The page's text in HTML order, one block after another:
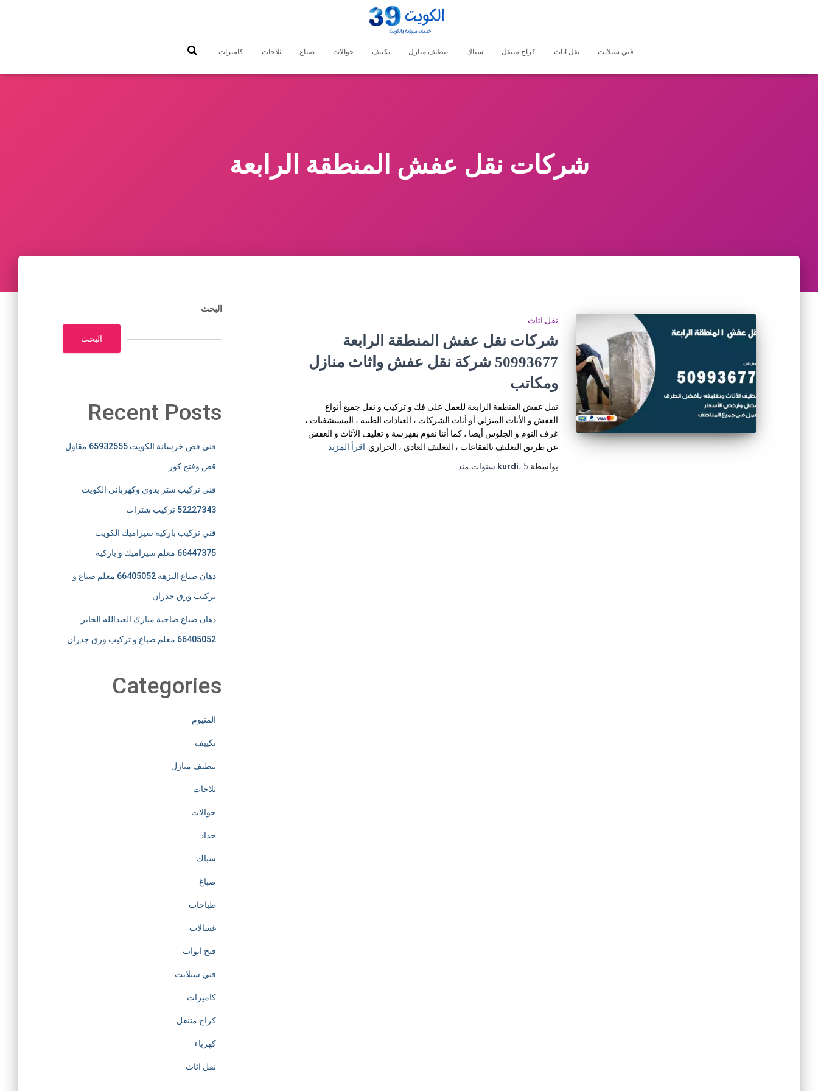
فني ستلايت نقل اثاث كراج متنقل سباك تنظيف منازل تكييف جوالات صباغ ثلاجات كاميرات
شركات نقل عفش المنطقة الرابعة
نقل اثاث
شركات نقل عفش المنطقة الرابعة
50993677 شركة نقل عفش واثاث منازل
ومكاتب
نقل عفش المنطقة الرابعة للعمل على فك و تركيب و نقل جميع أنواع
العفش و الأثاث المنزلي أو أثاث الشركات ، العيادات الطبية ، المستشفيات ،
غرف النوم و الجلوس أيضا ، كما أننا نقوم بفهرسة و تغليف الأثاث و العفش
عن طريق التغليف بالفقاعات ، التغليف العادي ، الحراري اقرأ المزيد
بواسطة
kurdi، 5 سنوات منذ
البحث
البحث
Recent Posts
فني قص خرسانة الكويت 65932555 مقاول
قص وفتح كور
فني تركيب شتر يدوي وكهربائي الكويت
52227343 تركيب شترات
فني تركيب باركيه سيراميك الكويت
66447375 معلم سيراميك و باركيه
دهان صباغ النزهة 66405052 معلم صباغ و
تركيب ورق جدران
دهان صباغ ضاحية مبارك العبدالله الجابر
66405052 معلم صباغ و تركيب ورق جدران
Categories
المنيوم
تكييف
تنظيف منازل
ثلاجات
جوالات
حداد
سباك
صباغ
طباخات
غسالات
فتح ابواب
فني ستلايت
كاميرات
كراج متنقل
كهرباء
نقل اثاث